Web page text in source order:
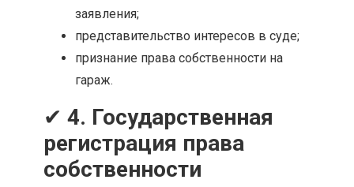
заявления;
представительство интересов в суде;
признание права собственности на
гараж.
✔ 4. Государственная
регистрация права
собственности